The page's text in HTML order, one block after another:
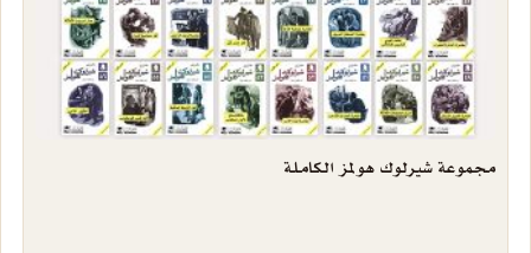
مجموعة شيرلوك هولمز الكاملة